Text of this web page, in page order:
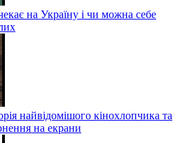
на Україну і чи можна себе
найвідомішого кінохлопчика та
на екрани